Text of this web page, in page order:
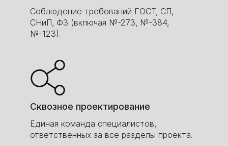
Соблюдение требований ГОСТ, СП,
СНиП, ФЗ (включая №-273, №-384,
№-123).
Сквозное проектирование
Единая команда специалистов,
ответственных за все разделы проекта.